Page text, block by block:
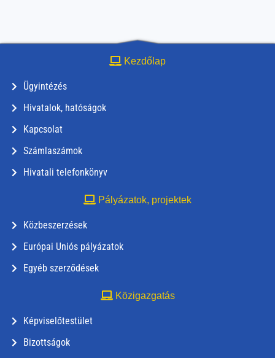
Kezdőlap
Ügyintézés
Hivatalok, hatóságok
Kapcsolat
Számlaszámok
Hivatali telefonkönyv
Pályázatok, projektek
Közbeszerzések
Európai Uniós pályázatok
Egyéb szerződések
Közigazgatás
Képviselőtestület
Bizottságok